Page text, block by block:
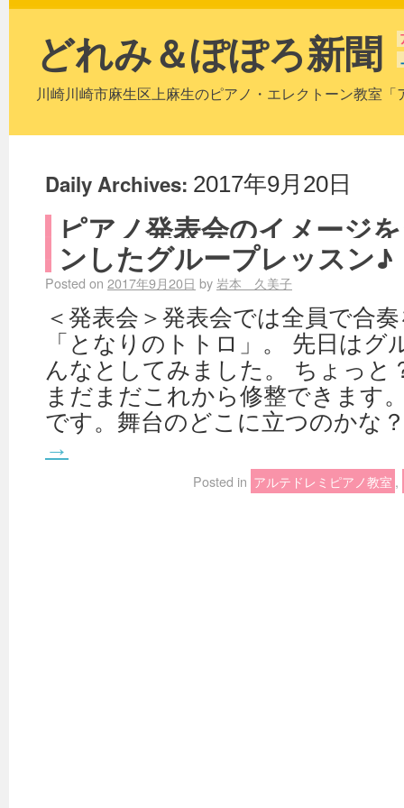
どれみ＆ぽぽろ新聞
川崎川崎市麻生区上麻生のピアノ・エレクトーン教室
Daily Archives: 2017年9月20日
ピアノ発表会のイメージ
ンしたグループレッスン♪
Posted on 2017年9月20日 by岩本 久美子
＜発表会＞発表会では全員で合
「となりのトトロ」。 先日はグ
んなとしてみました。 ちょっと
まだまだこれから修整できます
です。舞台のどこに立つのかな
→
Posted in アルテドレミピアノ教室 ,